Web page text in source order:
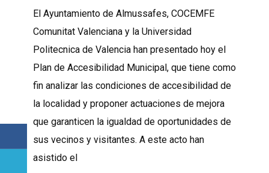
El Ayuntamiento de Almussafes, COCEMFE
Comunitat Valenciana y la Universidad
Politecnica de Valencia han presentado hoy el
Plan de Accesibilidad Municipal, que tiene como
fin analizar las condiciones de accesibilidad de
la localidad y proponer actuaciones de mejora
que garanticen la igualdad de oportunidades de
sus vecinos y visitantes. A este acto han
asistido el